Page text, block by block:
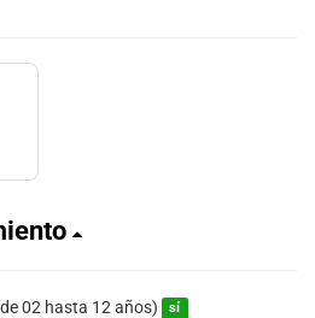
02 hasta 12 años) sí